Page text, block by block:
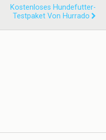
Kostenloses Hundefutter-
Testpaket Von Hurrado